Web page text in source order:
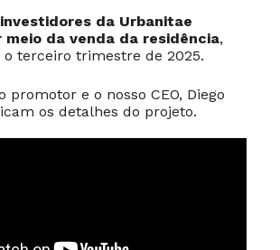
da Urbanitae
meio da venda da residência,
o terceiro trimestre de 2025.
promotor e o nosso CEO, Diego
os detalhes do projeto.